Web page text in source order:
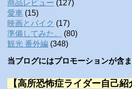
商品レビュー (127)
愛車 (15)
映画とバイク (17)
準備してみた。
(80)
観光 番外編 (348)
当ブログにはプロモーションが含ま
【高所恐怖症ライダー自己紹